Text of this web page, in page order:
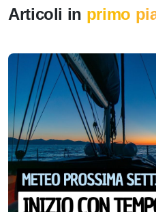
Articoli in primo